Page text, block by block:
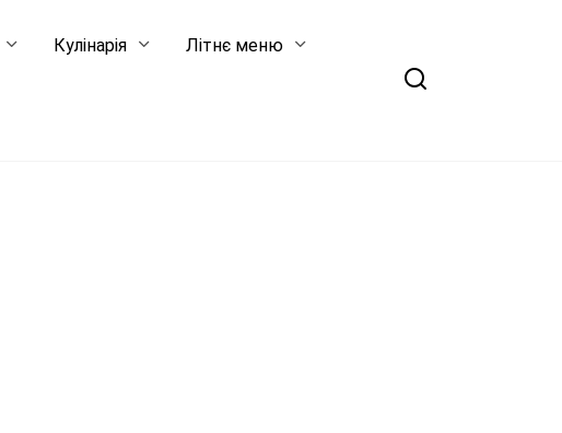
Кулінарія Літнє меню